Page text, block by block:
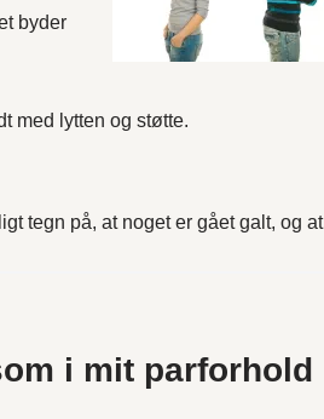
byder
med lytten og støtte.
tegn på, at noget er gået galt, og at
i mit parforhold